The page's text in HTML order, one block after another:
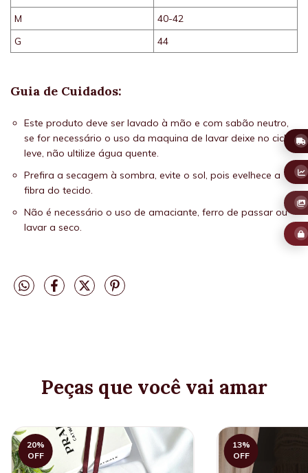
M
40-42
G
44
Guia de Cuidados:
Este produto deve ser lavado à mão e com sabão neutro,
se for necessário o uso da maquina de lavar deixe no ciclo
leve, não ultilize água quente.
Prefira a secagem à sombra, evite o sol, pois evelhece a
fibra do tecido.
Não é necessário o uso de amaciante, ferro de passar ou
lavar a seco.
Peças que você vai amar
20%
OFF
13%
OFF